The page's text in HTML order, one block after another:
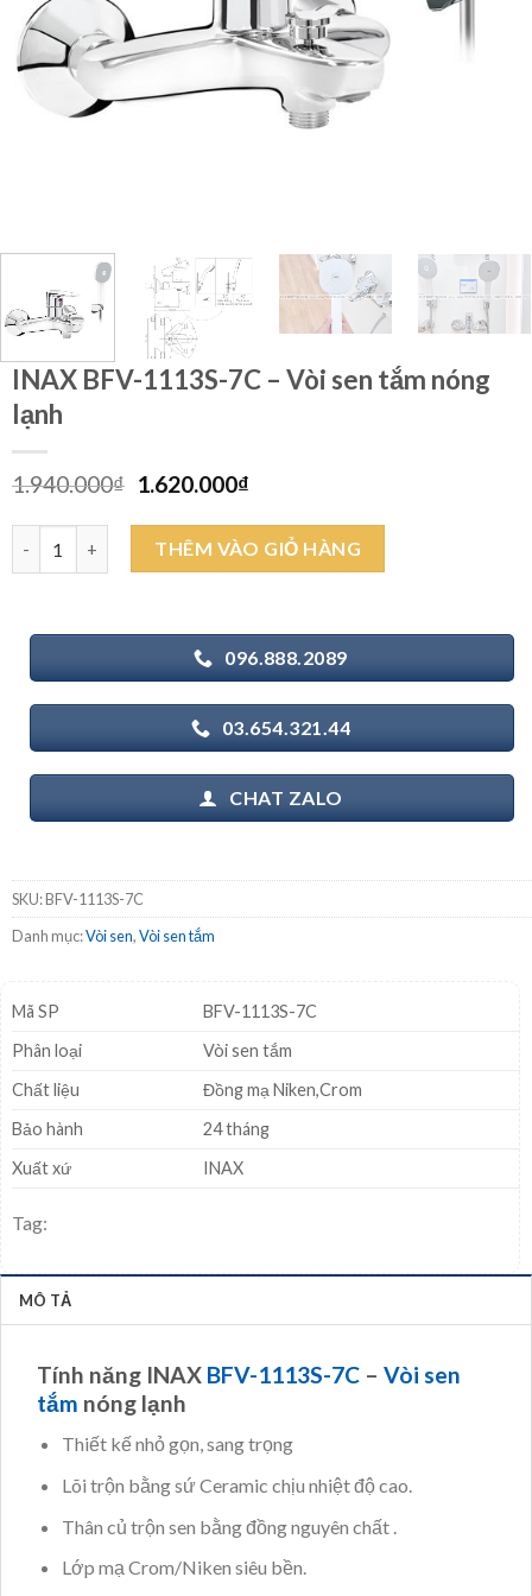
INAX BFV-1113S-7C – Vòi sen tắm nóng
lạnh
1.940.000₫ Giá
là:
1.940.000₫.
1.620.000₫Giá
tại
là:
1.620.000₫.
INAX BFV-1113S-7C - Vòi sen tắm nóng lạnh số lượng
THÊM VÀO GIỎ HÀNG
096.888.2089
03.654.321.44
CHAT ZALO
SKU:BFV-1113S-7C
Danh mục:Vòi sen,Vòi sen tắm
Mã SP
BFV-1113S-7C
Phân loại
Vòi sen tắm
Chất liệu
Đồng mạ Niken,Crom
Bảo hành
24 tháng
Xuất xứ
INAX
Tag:
MÔ TẢ
Tính năng INAX BFV-1113S-7C – Vòi sen
tắm nóng lạnh
Thiết kế nhỏ gọn, sang trọng
Lõi trộn bằng sứ Ceramic chịu nhiệt độ cao.
Thân củ trộn sen bằng đồng nguyên chất .
Lớp mạ Crom/Niken siêu bền.